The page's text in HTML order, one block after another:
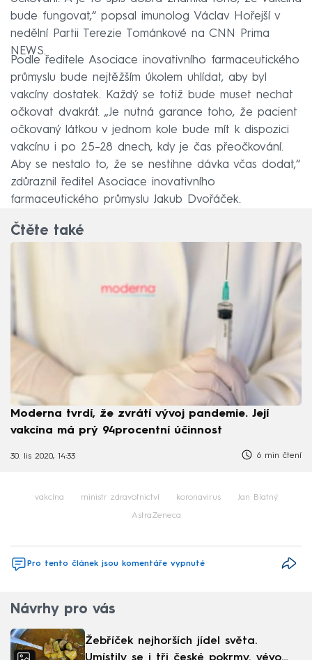
bude fungovat,“ popsal imunolog Václav Hořejší v
nedělní Partii Terezie Tománkové na CNN Prima
NEWS.
Podle ředitele Asociace inovativního farmaceutického
průmyslu bude nejtěžším úkolem uhlídat, aby byl
vakcíny dostatek. Každý se totiž bude muset nechat
očkovat dvakrát. „Je nutná garance toho, že pacient
očkovaný látkou v jednom kole bude mít k dispozici
vakcínu i po 25–28 dnech, kdy je čas přeočkování.
Aby se nestalo to, že se nestihne dávka včas dodat,“
zdůraznil ředitel Asociace inovativního
farmaceutického průmyslu Jakub Dvořáček.
Čtěte také
Moderna tvrdí, že zvrátí vývoj pandemie. Její
vakcína má prý 94procentní účinnost
30. lis 2020, 14:33 6 min čtení
vakcína ministr zdravotnictví koronavirus Jan Blatný
AstraZeneca
Pro tento článek jsou komentáře vypnuté
Návrhy pro vás
Žebříček nejhorších jídel světa.